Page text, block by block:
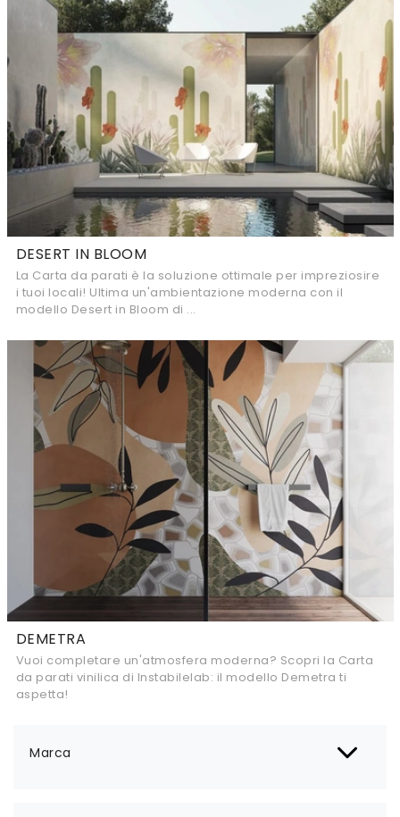
Marca
DESERT IN BLOOM
La Carta da parati è la soluzione ottimale per impreziosire
i tuoi locali! Ultima un'ambientazione moderna con il
modello Desert in Bloom di ...
DEMETRA
Vuoi completare un'atmosfera moderna? Scopri la Carta
da parati vinilica di Instabilelab: il modello Demetra ti
aspetta!